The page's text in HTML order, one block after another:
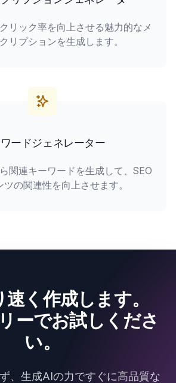
リック率を向上させる魅力的なメ
リプションを生成します。
ードジェネレーター
関連キーワードを生成して、SEO
ツの関連性を向上させます。
く作成します。
ーでお試しくださ
い。
、生成AIの力ですぐに高品質な